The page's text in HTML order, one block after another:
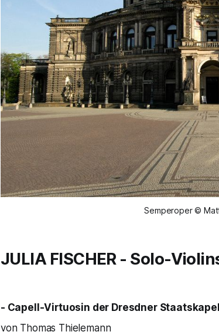
Semperoper ©
JULIA FISCHER- Solo-
- Capell-Virtuosin der Dresdner
von Thomas Thielemann